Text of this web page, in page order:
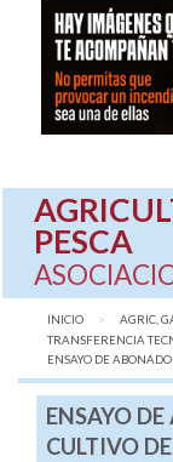
PESCA
INICIO AGRIC,
TRANSFERENCIA
AQUÍ:
ENSAYO DE ABONADO
ENSAYO
CULTIVO